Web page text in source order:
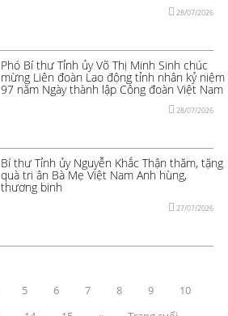
28/07/2026
Phó Bí thư Tỉnh ủy Võ Thị Minh Sinh chúc
mừng Liên đoàn Lao động tỉnh nhân kỷ niệm
97 năm Ngày thành lập Công đoàn Việt Nam
28/07/2026
Bí thư Tỉnh ủy Nguyễn Khắc Thận thăm, tặng
quà tri ân Bà Mẹ Việt Nam Anh hùng,
thương binh
27/07/2026
5 6 7 8 9
10